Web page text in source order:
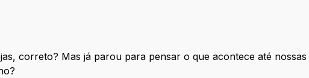
correto? Mas já parou para pensar o que acontece até nossas